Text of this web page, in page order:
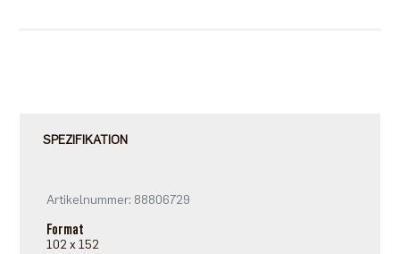
SPEZIFIKATION
Artikelnummer: 88806729
Format
102 x 152